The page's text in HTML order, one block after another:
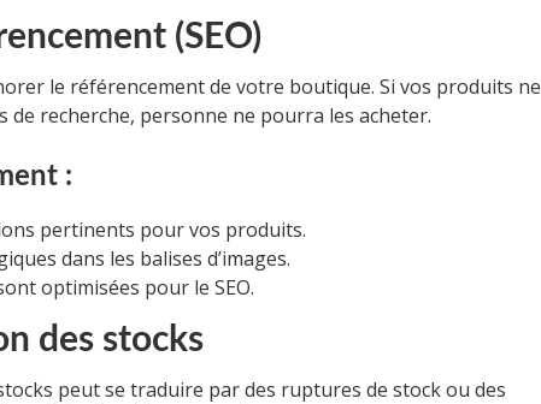
(SEO)
le référencement de votre boutique. Si vos produits ne
de recherche, personne ne pourra les acheter.
:
pertinents pour vos produits.
dans les balises d’images.
optimisées pour le SEO.
des stocks
peut se traduire par des ruptures de stock ou des